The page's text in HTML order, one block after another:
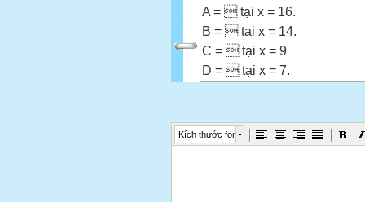
A =  tại x = 16.
B =  tại x = 14.
C =  tại x = 9
D =  tại x = 7.
N = 
Bài 3: Tính giá trị của biểu
Kích thước font